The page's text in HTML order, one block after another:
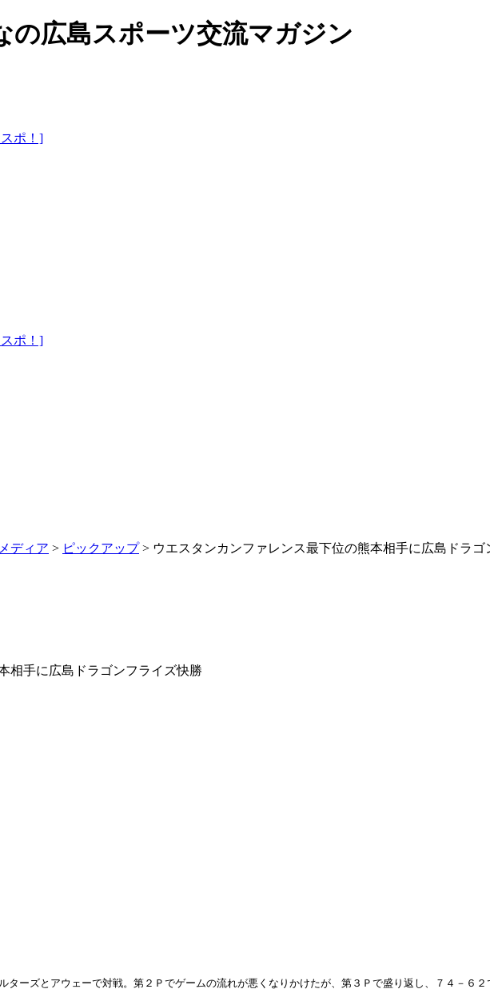
の広島スポーツ交流マガジン
ディア > ピックアップ> ウエスタンカンファレンス最下位の熊本相手に広島ドラゴ
相手に広島ドラゴンフライズ快勝
ターズとアウェーで対戦。第２Ｐでゲームの流れが悪くなりかけたが、第３Ｐで盛り返し、７４－６２